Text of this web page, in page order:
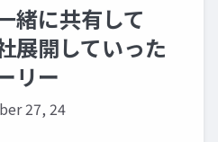
緒に共有して
展開していった
リー
27, 24